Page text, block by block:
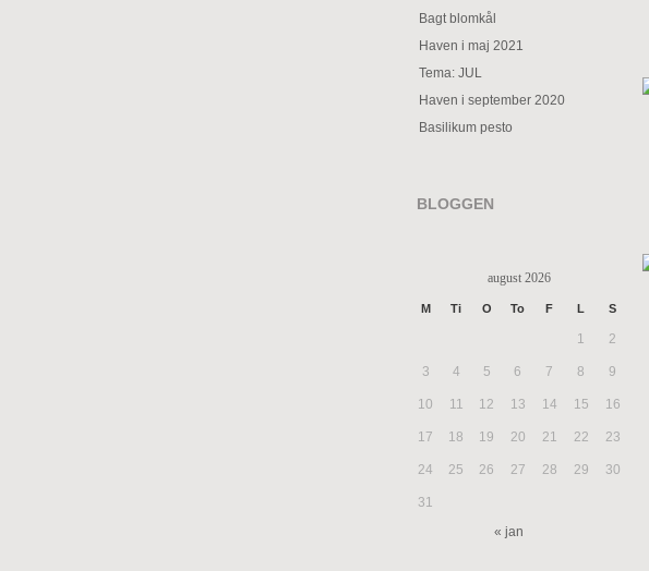
Bagt blomkål
Haven i maj 2021
Tema: JUL
Haven i september 2020
Basilikum pesto
BLOGGEN
august 2026
M Ti O To F L S
1 2
3 4 5 6 7 8 9
10 11 12 13 14 15 16
17 18 19 20 21 22 23
24 25 26 27 28 29 30
31
« jan